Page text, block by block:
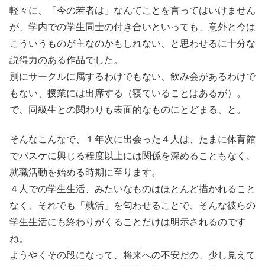
軽々に、「今の若者は」なんてことを言ってはいけません
が、学内での学生同士の付き合いといっても、意外と今は
こういうものが主なのかもしれない、と思わせるに十分な
説得力のある作品でした。
別にサークルに属するわけでもない、飲み会があるわけで
もない、授業には出席する（寝ていることはあるが）。
で、同級生との関わりも表面的なものにとどまる、と。
そんなこんなで、１年次に出会った４人は、たまに体育館
でバスケに興じる程度以上には関係を深めることもなく、
就職活動を始める時期に至ります。
４人での学生生活、みたいなものはほとんど描かれること
なく、それでも「就活」を匂わせることで、そんな彼らの
学生生活にも終わりがくることだけは明示されるのです
ね。
ようやくその段になって、将来への不安だの、少し見えて